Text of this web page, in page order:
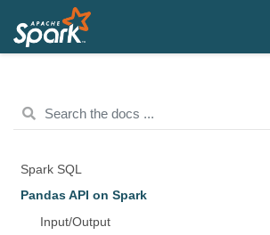
Spark SQL
Pandas API on Spark
Input/Output